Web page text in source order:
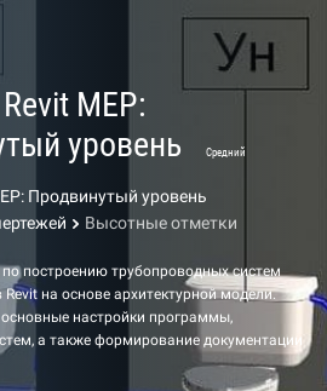
MEP:
уровень
Средний
Продвинутый уровень
Высотные отметки
построению трубопроводных систем
на основе архитектурной модели.
настройки программы,
а также формирование документации